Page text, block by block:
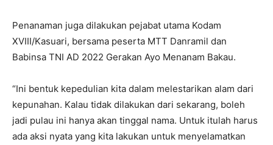
Penanaman juga dilakukan pejabat utama Kodam
XVIII/Kasuari, bersama peserta MTT Danramil dan
Babinsa TNI AD 2022 Gerakan Ayo Menanam Bakau.
“Ini bentuk kepedulian kita dalam melestarikan alam dari
kepunahan. Kalau tidak dilakukan dari sekarang, boleh
jadi pulau ini hanya akan tinggal nama. Untuk itulah harus
ada aksi nyata yang kita lakukan untuk menyelamatkan